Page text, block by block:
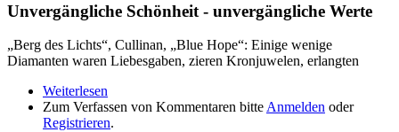
Unvergängliche Schönheit - unvergängliche Werte
„Berg des Lichts“, Cullinan, „Blue Hope“: Einige wenige
Diamanten waren Liebesgaben, zieren Kronjuwelen, erlangten
Weiterlesen
Werte
Zum Verfassen von Kommentaren bitte Anmelden oder
Registrieren.